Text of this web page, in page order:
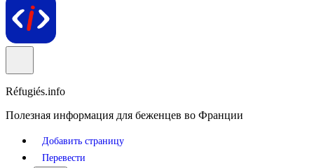
Réfugiés.info
Полезная информация для беженцев во Франции
Добавить страницу
Перевести